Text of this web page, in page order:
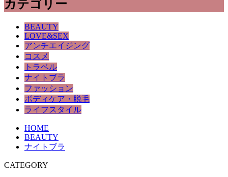
カテゴリー
BEAUTY
LOVE&SEX
アンチエイジング
コスメ
トラベル
ナイトブラ
ファッション
ボディケア・脱毛
ライフスタイル
HOME
BEAUTY
ナイトブラ
CATEGORY